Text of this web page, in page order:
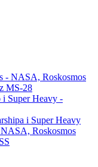
MS-28
i Super Heavy